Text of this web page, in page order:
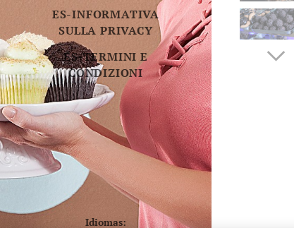
ES-INFORMATIVA
SULLA PRIVACY
ES-TERMINI E
CONDIZIONI
Idiomas